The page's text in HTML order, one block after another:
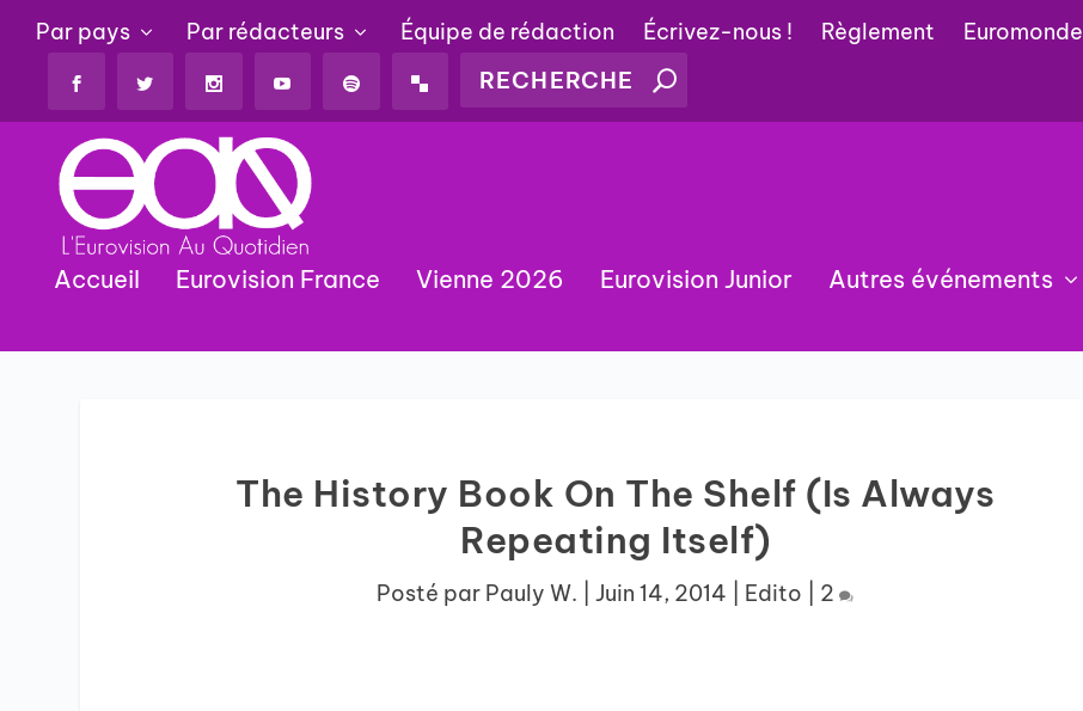
Par pays Par rédacteurs Équipe de rédaction Écrivez-nous ! Règlement Euromonde
Accueil Eurovision France Vienne 2026 Eurovision Junior Autres événements
The History Book On The Shelf (Is Always
Repeating Itself)
Posté par Pauly W. |Juin 14, 2014 Edito 2